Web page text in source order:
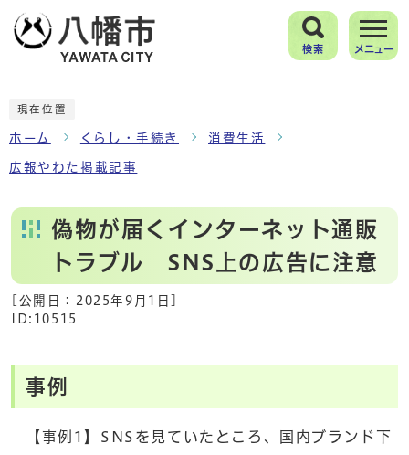
検索 メニュー
現在位置
ホーム くらし・手続き 消費生活
広報やわた掲載記事
偽物が届くインターネット通販
トラブル SNS上の広告に注意
[公開日： 2025年9月1日
ID:10515
事例
【事例1】SNSを見ていたところ、国内ブランド下